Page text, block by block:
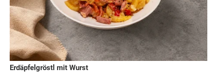
Erdäpfelgröstl mit Wurst